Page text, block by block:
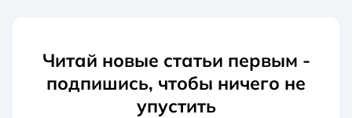
Читай новые статьи первым -
подпишись, чтобы ничего не
упустить